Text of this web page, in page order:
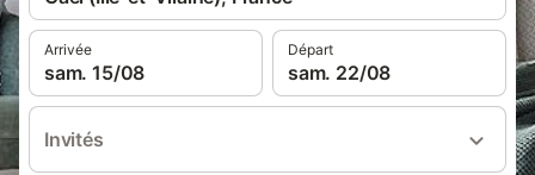
Arrivée
sam. 15/08
Départ
sam. 22/08
Invités